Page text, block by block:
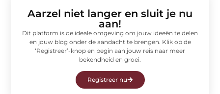
Aarzel niet langer en sluit je nu
aan!
Dit platform is de ideale omgeving om jouw ideeën te delen
en jouw blog onder de aandacht te brengen. Klik op de
‘Registreer’-knop en begin aan jouw reis naar meer
bekendheid en groei.
Registreer nu